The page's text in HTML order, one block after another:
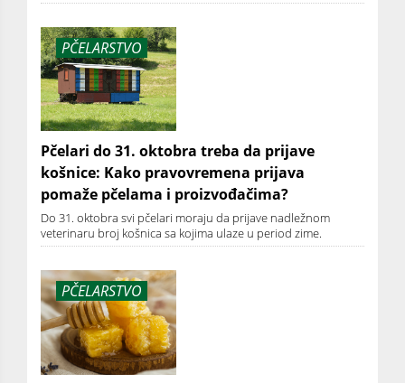
PČELARSTVO
Pčelari do 31. oktobra treba da prijave
košnice: Kako pravovremena prijava
pomaže pčelama i proizvođačima?
Do 31. oktobra svi pčelari moraju da prijave nadležnom
veterinaru broj košnica sa kojima ulaze u period zime.
PČELARSTVO